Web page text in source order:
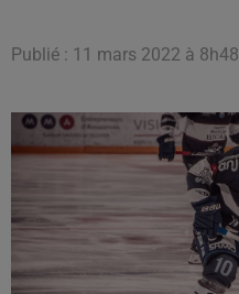
Publié : 11 mars 2022 à